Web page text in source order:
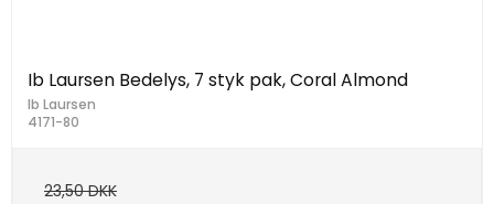
Ib Laursen Bedelys, 7 styk pak, Coral Almond
Ib Laursen
4171-80
23,50 DKK